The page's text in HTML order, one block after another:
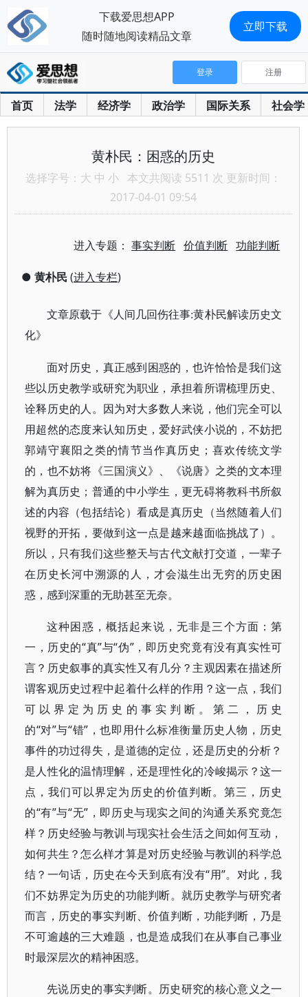
首页 法学 经济学 政治学 国际关系 社会学
登录 注册
黄朴民：困惑的历史
选择字号： 大 中 小 本文共阅读 5511 次 更新时间：
2017-04-01 09:54
进入专题：事实判断 价值判断 功能判断
● 黄朴民(进入专栏)
文章原载于《人间几回伤往事:黄朴民解读历史文
化》
面对历史，真正感到困惑的，也许恰恰是我们这
些以历史教学或研究为职业，承担着所谓梳理历史、
诠释历史的人。因为对大多数人来说，他们完全可以
用超然的态度来认知历史，爱好武侠小说的，不妨把
郭靖守襄阳之类的情节当作真历史；喜欢传统文学
的，也不妨将《三国演义》、《说唐》之类的文本理
解为真历史；普通的中小学生，更无碍将教科书所叙
述的内容（包括结论）看成是真历史（当然随着人们
视野的开拓，要做到这一点是越来越面临挑战了）。
所以，只有我们这些整天与古代文献打交道，一辈子
在历史长河中溯源的人，才会滋生出无穷的历史困
惑，感到深重的无助甚至无奈。
这种困惑，概括起来说，无非是三个方面：第
一，历史的“真”与“伪”，即历史究竟有没有真实性可
言？历史叙事的真实性又有几分？主观因素在描述所
谓客观历史过程中起着什么样的作用？这一点，我们
可以界定为历史的事实判断。第二，历史
的“对”与“错”，也即用什么标准衡量历史人物，历史
事件的功过得失，是道德的定位，还是历史的分析？
是人性化的温情理解，还是理性化的冷峻揭示？这一
点，我们可以界定为历史的价值判断。第三，历史
的“有”与“无”，即历史与现实之间的沟通关系究竟怎
样？历史经验与教训与现实社会生活之间如何互动，
如何共生？怎么样才算是对历史经验与教训的科学总
结？一句话，历史在今天到底有没有“用”。对此，我
们不妨界定为历史的功能判断。就历史教学与研究者
而言，历史的事实判断、价值判断，功能判断，乃是
不可逾越的三大难题，也是造成我们在从事自己事业
时最深层次的精神困惑。
先说历史的事实判断。历史研究的核心意义之一
下载爱思想APP
随时随地阅读精品文章
立即下载